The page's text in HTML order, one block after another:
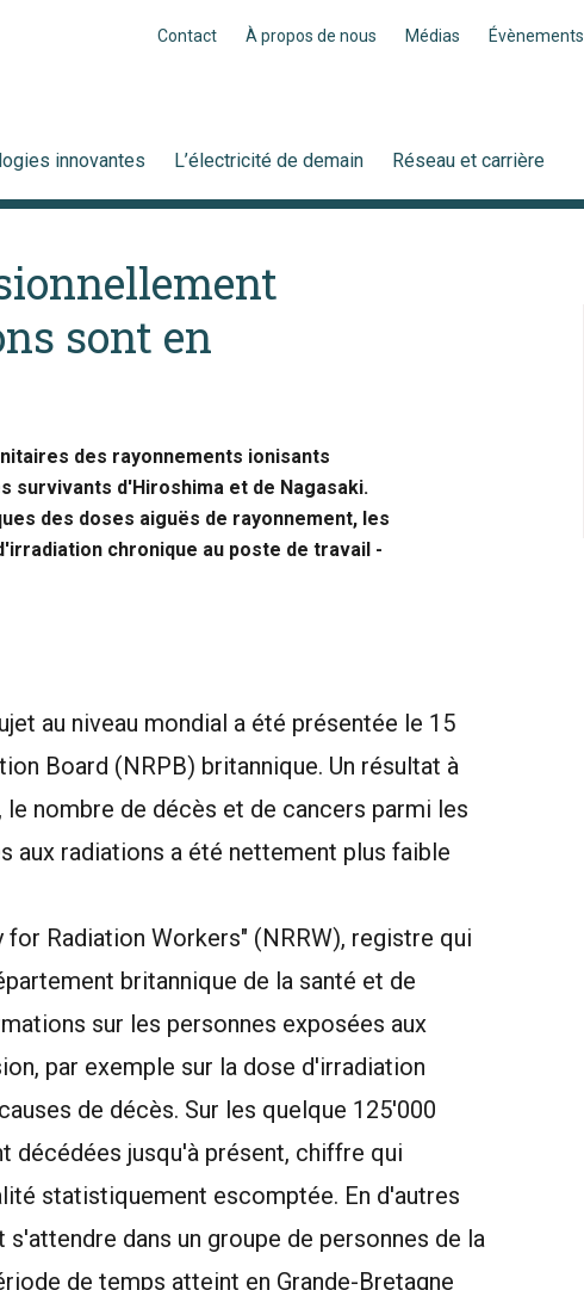
Contact À propos de nous Médias Évènements
innovantes L’électricité de demain Réseau et carrière
sont en
des rayonnements ionisants
survivants d'Hiroshima et de Nagasaki.
des doses aiguës de rayonnement, les
chronique au poste de travail -
au niveau mondial a été présentée le 15
Board (NRPB) britannique. Un résultat à
nombre de décès et de cancers parmi les
aux radiations a été nettement plus faible
Radiation Workers" (NRRW), registre qui
britannique de la santé et de
sur les personnes exposées aux
par exemple sur la dose d'irradiation
de décès. Sur les quelque 125'000
décédées jusqu'à présent, chiffre qui
statistiquement escomptée. En d'autres
dans un groupe de personnes de la
de temps atteint en Grande-Bretagne